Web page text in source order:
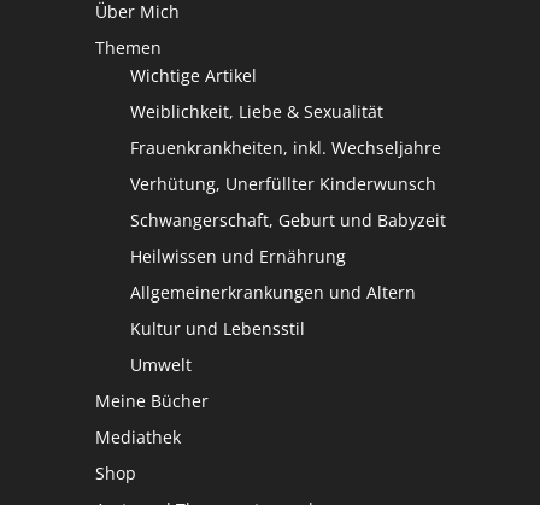
Über Mich
Themen
Wichtige Artikel
Weiblichkeit, Liebe & Sexualität
Frauenkrankheiten, inkl. Wechseljahre
Verhütung, Unerfüllter Kinderwunsch
Schwangerschaft, Geburt und Babyzeit
Heilwissen und Ernährung
Allgemeinerkrankungen und Altern
Kultur und Lebensstil
Umwelt
Meine Bücher
Mediathek
Shop